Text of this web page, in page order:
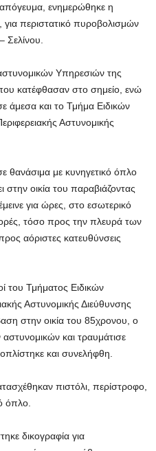
ενημερώθηκε η
περιστατικό πυροβολισμών
Υπηρεσιών της
κατέφθασαν στο σημείο, ενώ
άμεσα και το Τμήμα Ειδικών
Αστυνομικής
θανάσιμα με κυνηγετικό όπλο
στην οικία του παραβιάζοντας
για ώρες, στο εσωτερικό
τόσο προς την πλευρά των
αόριστες κατευθύνσεις
του Τμήματος Ειδικών
Αστυνομικής Διεύθυνσης
στην οικία του 85χρονου, ο
και τραυμάτισε
και συνελήφθη.
πιστόλι, περίστροφο,
όπλο.
δικογραφία για